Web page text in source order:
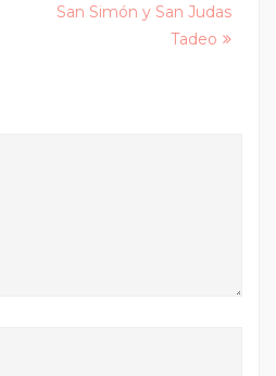
San Simón y San Judas
Tadeo